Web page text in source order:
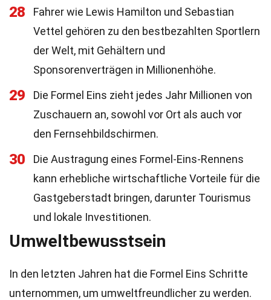
28
Fahrer wie Lewis Hamilton und Sebastian
Vettel gehören zu den bestbezahlten Sportlern
der Welt, mit Gehältern und
Sponsorenverträgen in Millionenhöhe.
29
Die Formel Eins zieht jedes Jahr Millionen von
Zuschauern an, sowohl vor Ort als auch vor
den Fernsehbildschirmen.
30
Die Austragung eines Formel-Eins-Rennens
kann erhebliche wirtschaftliche Vorteile für die
Gastgeberstadt bringen, darunter Tourismus
und lokale Investitionen.
Umweltbewusstsein
In den letzten Jahren hat die Formel Eins Schritte
unternommen, um umweltfreundlicher zu werden.